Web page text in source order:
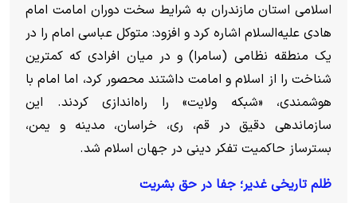
اسلامی استان مازندران به شرایط سخت دوران امامت امام
هادی علیه‌السلام اشاره کرد و افزود: متوکل عباسی امام را در
یک منطقه نظامی (سامرا) و در میان افرادی که کمترین
شناخت را از اسلام و امامت داشتند محصور کرد، اما امام با
هوشمندی، «شبکه ولایت» را راه‌اندازی کردند. این
سازماندهی دقیق در قم، ری، خراسان، مدینه و یمن،
بسترساز حاکمیت تفکر دینی در جهان اسلام شد.
ظلم تاریخی غدیر؛ جفا در حق بشریت